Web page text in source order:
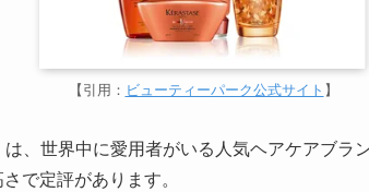
【引用： ビューティーパーク公式サイト 】
は、世界中に愛用者がいる人気ヘアケアブラン
で定評があります。